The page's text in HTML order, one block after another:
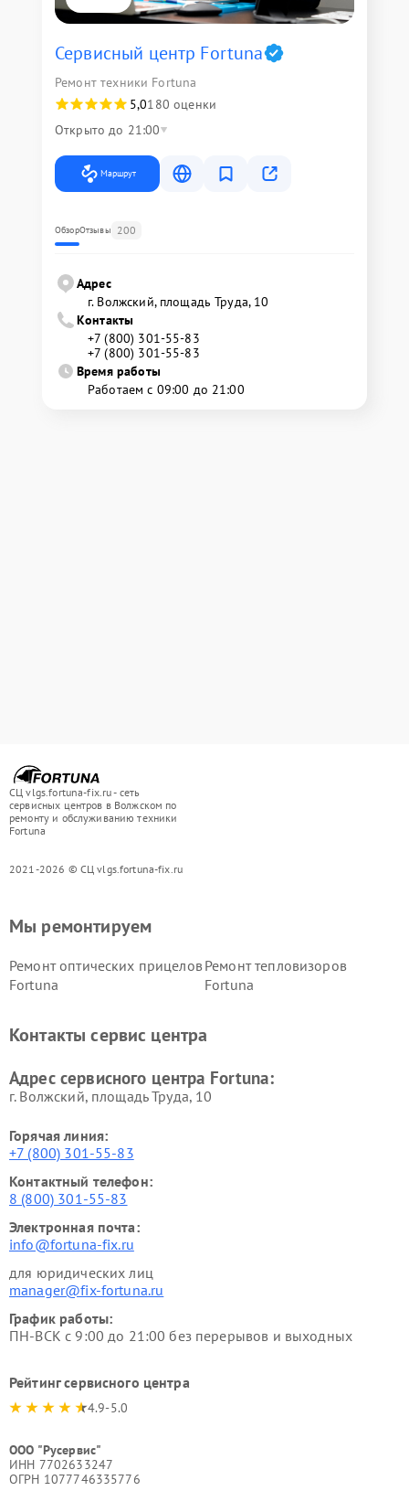
Сервисный центр Fortuna
Ремонт техники Fortuna
5,0180 оценки
Открыто до 21:00
Маршрут
ОбзорОтзывы 200
Адрес
г. Волжский, площадь Труда, 10
Контакты
+7 (800) 301-55-83
+7 (800) 301-55-83
Время работы
Работаем с 09:00 до 21:00
СЦ vlgs.fortuna-fix.ru - сеть
сервисных центров в Волжском по
ремонту и обслуживанию техники
Fortuna
2021-2026 © СЦ vlgs.fortuna-fix.ru
Мы ремонтируем
Ремонт оптических прицелов
Fortuna
Ремонт тепловизоров
Fortuna
Контакты сервис центра
Адрес сервисного центра Fortuna:
г. Волжский, площадь Труда, 10
Горячая линия:
+7 (800) 301-55-83
Контактный телефон:
8 (800) 301-55-83
Электронная почта:
info@fortuna-fix.ru
для юридических лиц
manager@fix-fortuna.ru
График работы:
ПН-ВСК с 9:00 до 21:00 без перерывов и выходных
Рейтинг сервисного центра
4.9-5.0
ООО "Русервис"
ИНН 7702633247
ОГРН 1077746335776